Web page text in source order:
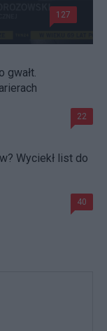
127
gwałt.
22
Wyciekł list do
40